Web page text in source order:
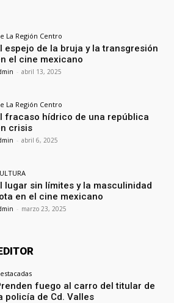
La Región Centro
espejo de la bruja y la transgresión
el cine mexicano
- abril 13, 2025
La Región Centro
fracaso hídrico de una república
crisis
- abril 6, 2025
lugar sin límites y la masculinidad
en el cine mexicano
- marzo 23, 2025
fuego al carro del titular de
policía de Cd. Valles